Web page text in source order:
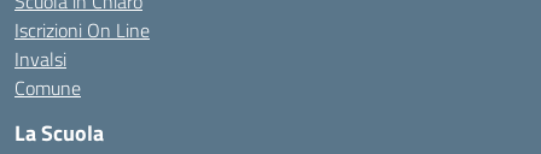
Iscrizioni On Line
Invalsi
Comune
La Scuola